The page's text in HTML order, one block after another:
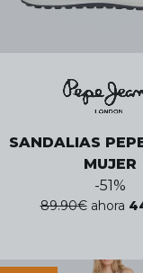
SANDALIAS
MUJER
-51%
89.90€ ahora